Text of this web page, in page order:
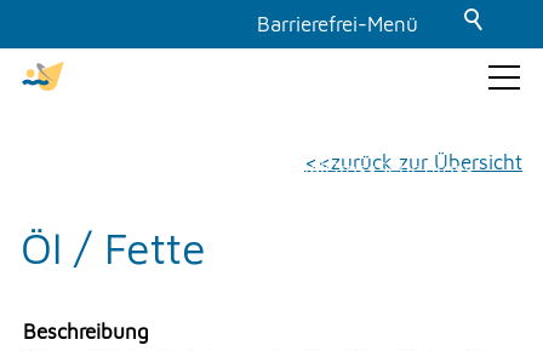
Barrierefrei-Menü
Powered by Weblication® CMS
NormalGrossSehr gross
THEMEN & VERWALTUNG
UMWELT
zurück zur Übersicht
Öl / Fette
Beschreibung